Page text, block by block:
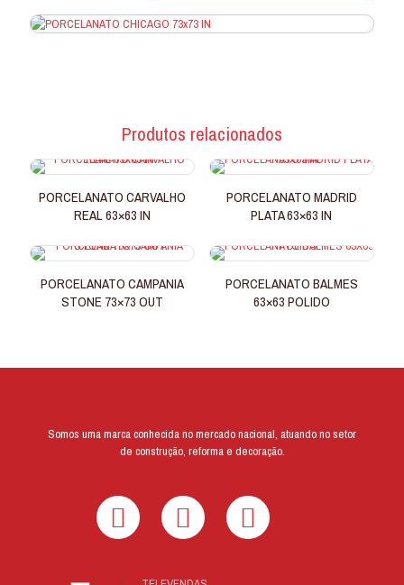
quantidade
Produtos relacionados
PORCELANATO CARVALHO
REAL 63×63 IN
PORCELANATO MADRID
PLATA 63×63 IN
PORCELANATO CAMPANIA
STONE 73×73 OUT
PORCELANATO BALMES
63×63 POLIDO
Somos uma marca conhecida no mercado nacional, atuando no setor
de construção, reforma e decoração.